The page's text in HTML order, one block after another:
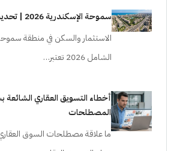
سموحة الإسكندرية 2026 | تحديث الأسعار والمشاريع
الاستثمار والسكن في منطقة
الشامل 2026 تعتبر…
أخطاء التسويق العقاري
المصطلحات
ما علاقة مصطلحات السوق